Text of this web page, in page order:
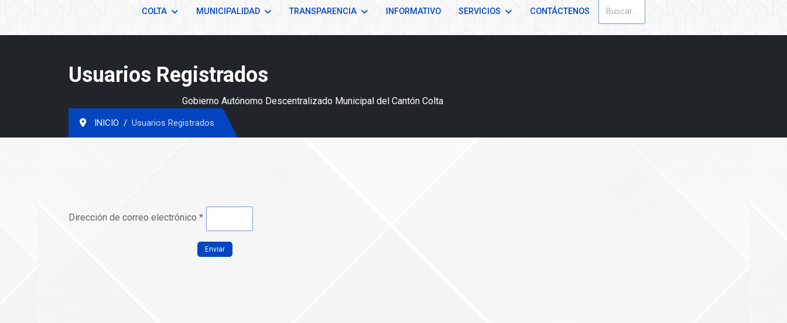
COLTA MUNICIPALIDAD TRANSPARENCIA INFORMATIVO SERVICIOS CONTÁCTENOS Buscar
Usuarios Registrados
Gobierno Autónomo Descentralizado Municipal del Cantón Colta
INICIO Usuarios Registrados
Dirección de correo electrónico *
Enviar